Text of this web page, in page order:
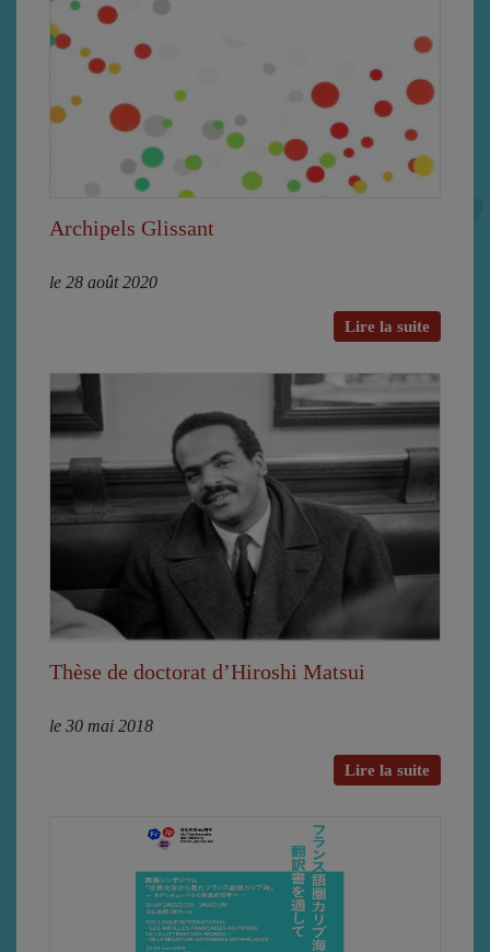
Archipels Glissant
le 28 août 2020
Lire la suite
Thèse de doctorat d’Hiroshi Matsui
le 30 mai 2018
Lire la suite